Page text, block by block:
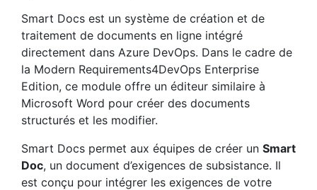
Smart Docs est un système de création et de
traitement de documents en ligne intégré
directement dans Azure DevOps. Dans le cadre de
la Modern Requirements4DevOps Enterprise
Edition, ce module offre un éditeur similaire à
Microsoft Word pour créer des documents
structurés et les modifier.
Smart Docs permet aux équipes de créer un Smart
Doc, un document d’exigences de subsistance. Il
est conçu pour intégrer les exigences de votre